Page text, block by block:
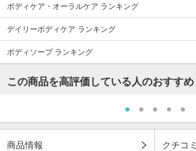
ボディケア・オーラルケア ランキング
デイリーボディケア ランキング
ボディソープ ランキング
この商品を高評価している人のおすすめ
商品情報 クチコミ